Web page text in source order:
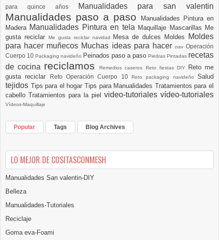
para quince años
Manualidades para san valentin
Manualidades paso a paso
Manualidades Pintura en
Madera Manualidades Pintura en tela Maquillaje Mascarillas Me
gusta reciclar
Me gusta reciclar navidad Mesa de dulces Moldes
Moldes
para hacer muñecos Muchas ideas para hacer nav Operación
Cuerpo 10 Packaging navideño Peinados paso a paso Piedras Pintadas recetas
de cocina reciclamosRemedios caseros Reto fiestas DIY
Reto me
gusta reciclar
Reto Operación Cuerpo 10Reto packaging navideñoSalud
tejidos Tips para el hogarTips para Manualidades Tratamientos para el
cabello Tratamientos para la piel video-tutoriales vídeo-tutoriales
Vídeos-Maquillaje
Popular Tags Blog Archives
LO MEJOR DE COSITASCONMESH
Manualidades San valentin-DIY
Belleza
Manualidades-Tutoriales
Reciclaje
Goma eva-Foami